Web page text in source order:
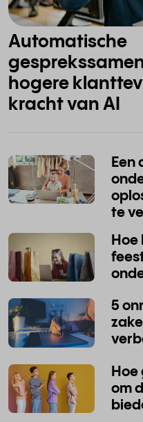
Automatische
hogere
kracht van AI
Een dag in het leven van een
te
Hoe bereid je je voor op de
5 onmisbare tools om je
Hoe gebruik je de wachtrij
om